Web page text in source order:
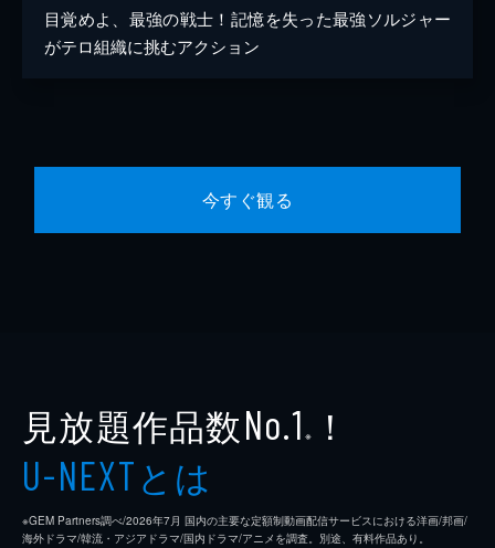
目覚めよ、最強の戦士！記憶を失った最強ソルジャー
がテロ組織に挑むアクション
今すぐ観る
見放題作品数No.1 ※ ！
U-NEXTとは
※GEM Partners調べ/2026年7⽉ 国内の主要な定額制動画配信サービスにおける洋画/邦画/
海外ドラマ/韓流・アジアドラマ/国内ドラマ/アニメを調査。別途、有料作品あり。